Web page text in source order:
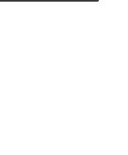
由がこちら…」→「